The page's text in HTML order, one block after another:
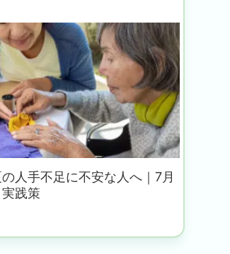
人手不足に不安な人へ｜7月
践策